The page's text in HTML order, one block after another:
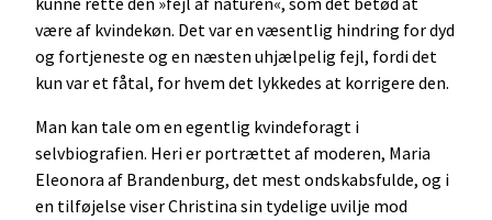
være af kvindekøn. Det var en væsentlig hindring for dyd
og fortjeneste og en næsten uhjælpelig fejl, fordi det
kun var et fåtal, for hvem det lykkedes at korrigere den.
Man kan tale om en egentlig kvindeforagt i
selvbiografien. Heri er portrættet af moderen, Maria
Eleonora af Brandenburg, det mest ondskabsfulde, og i
en tilføjelse viser Christina sin tydelige uvilje mod